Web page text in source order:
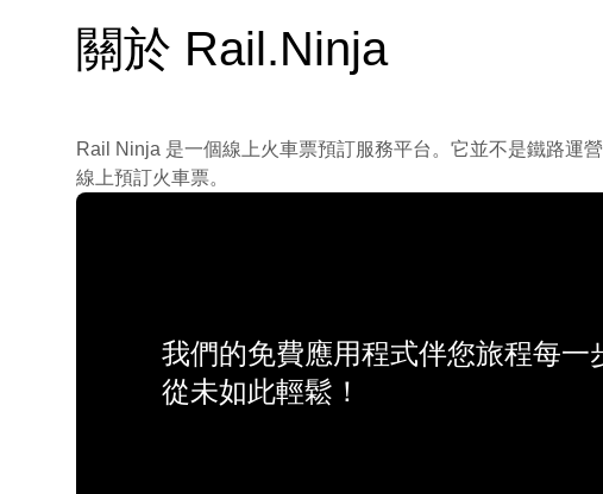
關於 Rail.Ninja
Rail Ninja 是一個線上火車票預訂服務平台。它並不是鐵路運
線上預訂火車票。
我們的免費應用程式伴您旅程每
從未如此輕鬆！